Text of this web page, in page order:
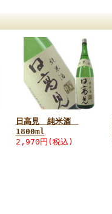
日高見 純米酒
1800ml
2,970円(税込)